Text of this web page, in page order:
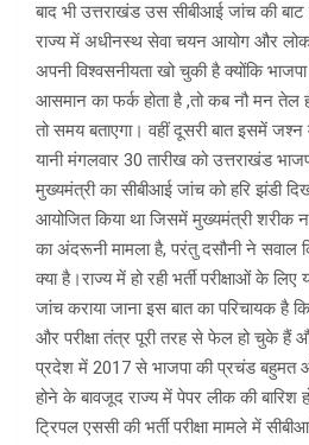
बाद भी उत्तराखंड उस सीबीआई जांच की बाट
राज्य में अधीनस्थ सेवा चयन आयोग और लोक
अपनी विश्वसनीयता खो चुकी है क्योंकि
आसमान का फर्क होता है ,तो कब नौ मन तेल
तो समय बताएगा। वहीं दूसरी बात इसमें
यानी मंगलवार 30 तारीख को उत्तराखंड
मुख्यमंत्री का सीबीआई जांच को हरि झंडी
आयोजित किया था जिसमें मुख्यमंत्री शरीक
का अंदरूनी मामला है, परंतु दसौनी ने सवाल
क्या है।राज्य में हो रही भर्ती परीक्षाओं के
जांच कराया जाना इस बात का परिचायक है
और परीक्षा तंत्र पूरी तरह से फेल हो चुके हैं
प्रदेश में 2017 से भाजपा की प्रचंड बहुमत
होने के बावजूद राज्य में पेपर लीक की बारिश
ट्रिपल एससी की भर्ती परीक्षा मामले में